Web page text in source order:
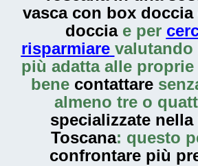
vasca con box doccia
docciae per
risparmiare valutando
più adatta alle proprie
bene contattare
almeno tre o
specializzate
Toscana: questo
confrontare più